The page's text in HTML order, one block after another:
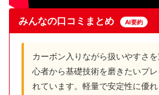
みんなの口コミまとめ AI要約
カーボン入りながら扱いやすさ
心者から基礎技術を磨きたいプ
れています。軽量で安定性に優